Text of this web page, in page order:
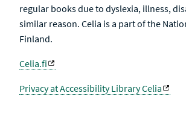
regular books due to dyslexia, illness,
similar reason. Celia is a part of the
Finland.
Celia.fi
Privacy at Accessibility Library Celia